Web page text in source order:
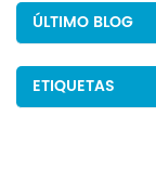
ÚLTIMO BLOG
ETIQUETAS